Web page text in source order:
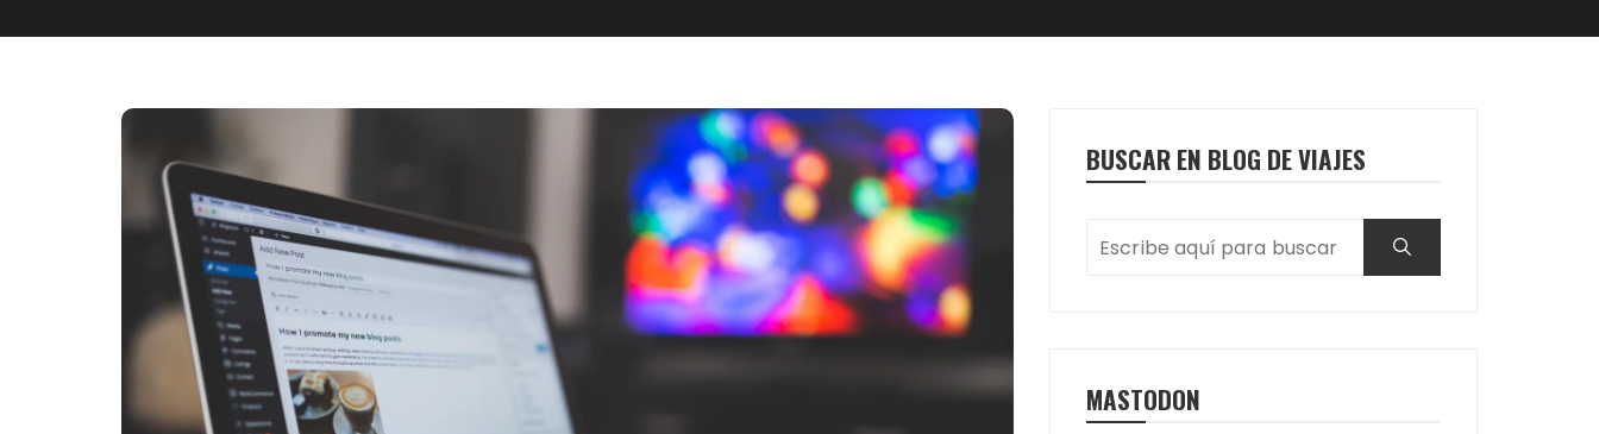
BUSCAR EN BLOG DE VIAJES
MASTODON